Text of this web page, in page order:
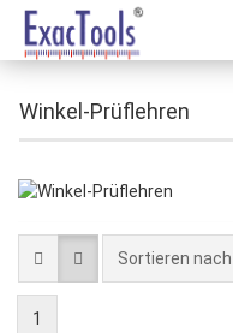
Winkel-Prüflehren
Sortieren nach
1